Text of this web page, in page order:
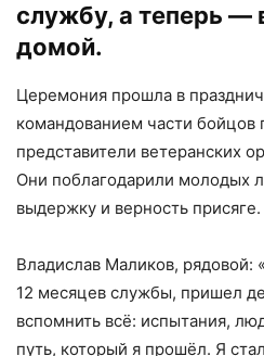
службу, а теперь —
домой.
Церемония прошла в
командованием части бойцов
представители ветеранских
Они поблагодарили молодых
выдержку и верность присяге.
Владислав Маликов, рядовой:
12 месяцев службы, пришел
вспомнить всё: испытания,
путь, который я прошёл. Я